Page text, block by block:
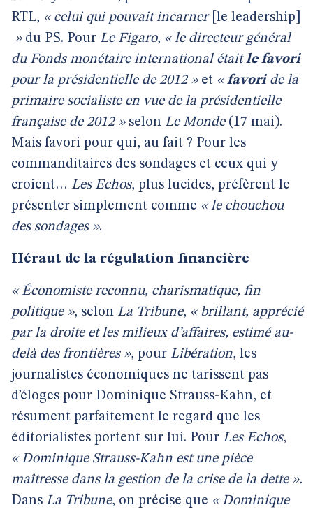
RTL, « celui qui pouvait incarner[le leadership]
»du PS. Pour Le Figaro, « le directeur général
du Fonds monétaire international étaitle favori
pour la présidentielle de 2012 » et «favoride la
primaire socialiste en vue de la présidentielle
française de 2012 »selon Le Monde(17 mai).
Mais favori pour qui, au fait ? Pour les
commanditaires des sondages et ceux qui y
croient… Les Echos, plus lucides, préfèrent le
présenter simplement comme « le chouchou
des sondages ».
Héraut de la régulation financière
« Économiste reconnu, charismatique, fin
politique », selon La Tribune, « brillant, apprécié
par la droite et les milieux d’affaires, estimé au-
delà des frontières », pour Libération, les
journalistes économiques ne tarissent pas
d’éloges pour Dominique Strauss-Kahn, et
résument parfaitement le regard que les
éditorialistes portent sur lui. Pour Les Echos,
« Dominique Strauss-Kahn est une pièce
maîtresse dans la gestion de la crise de la dette ».
Dans La Tribune, on précise que « Dominique